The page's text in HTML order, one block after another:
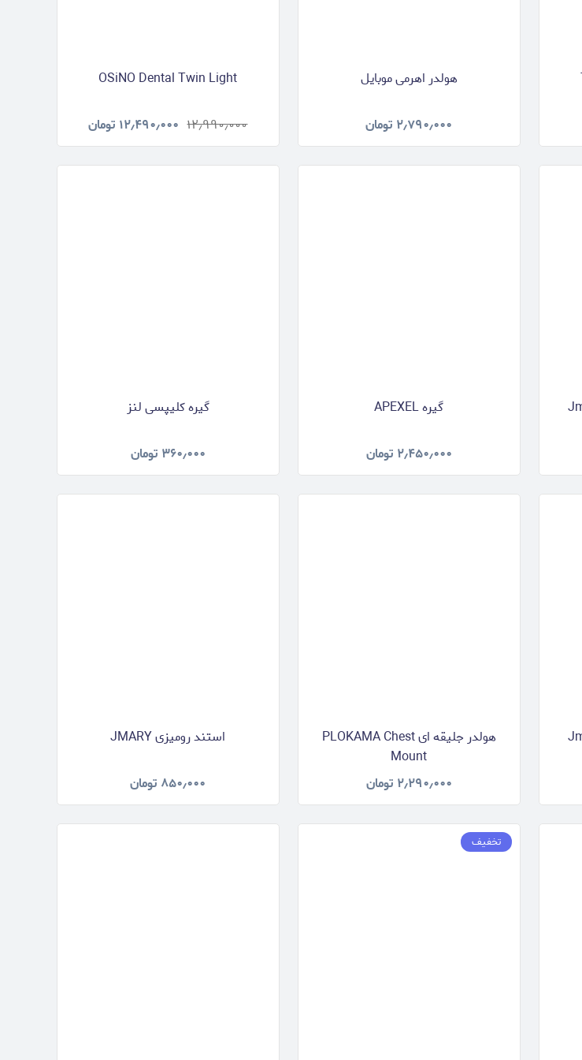
هولدر اهرمی موبایل
۲٫۷۹۰٫۰۰۰ تومان
OSiNO Dental Twin Light
۱۲٫۹۹۰٫۰۰۰ ۱۲٫۴۹۰٫۰۰۰ تومان
گیره APEXEL
۲٫۴۵۰٫۰۰۰ تومان
گیره کلیپسی لنز
۳۶۰٫۰۰۰ تومان
هولدر جلیقه ای PLOKAMA Chest
Mount
۲٫۲۹۰٫۰۰۰ تومان
استند رومیزی JMARY
۸۵۰٫۰۰۰ تومان
تخفیف